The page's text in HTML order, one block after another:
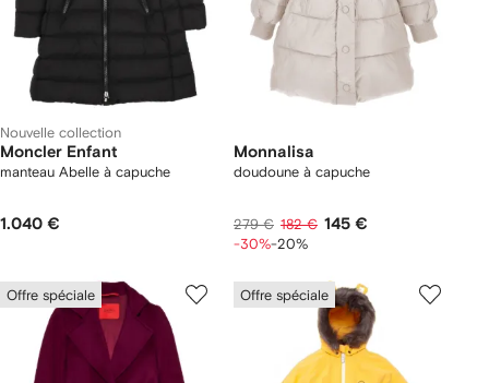
Nouvelle collection
Moncler Enfant
manteau Abelle à capuche
1.040 €
Monnalisa
doudoune à capuche
279 € 182 € 145 €
-30%-20%
Offre spéciale Offre spéciale